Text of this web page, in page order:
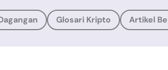
Glosari Kripto Artikel